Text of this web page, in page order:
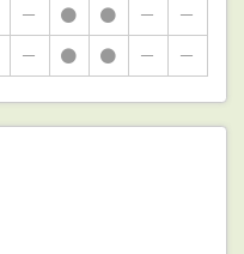
－ ● ● －
－
－ ● ● － －